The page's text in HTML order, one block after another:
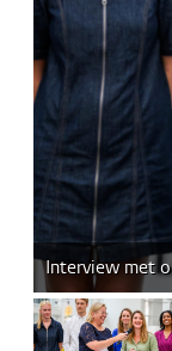
Interview met